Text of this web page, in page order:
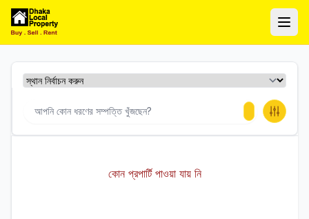
ঢাকা লোকাল প্রপার্টি
কোন প্রপার্টি পাওয়া যায় নি